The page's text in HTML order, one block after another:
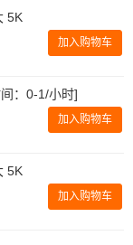
5K
加入购物车
：0-1/小时]
加入购物车
5K
加入购物车